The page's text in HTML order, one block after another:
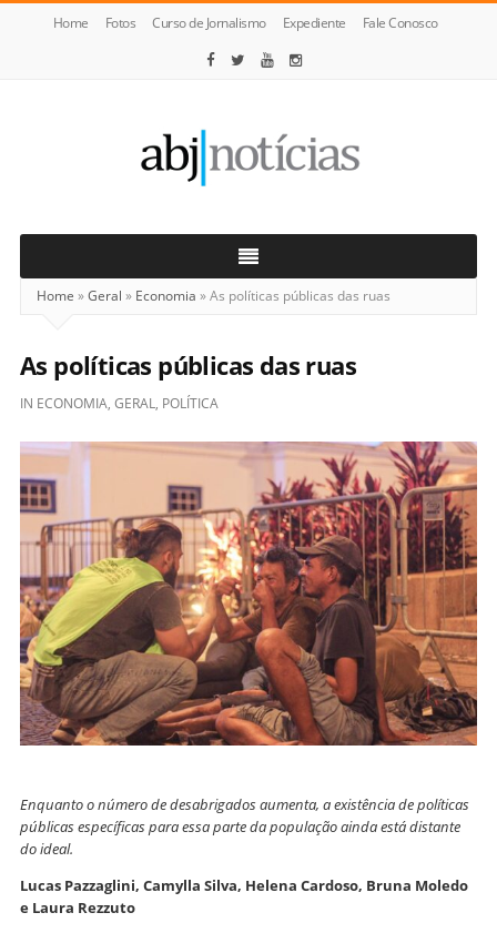
Home Fotos Curso de Jornalismo Expediente Fale Conosco
Notícias
Home »Geral » Economia »As políticas públicas das ruas
As políticas públicas das ruas
IN ECONOMIA, GERAL, POLÍTICA
Enquanto o número de desabrigados aumenta, a existência de políticas
públicas específicas para essa parte da população ainda está distante
do ideal.
Lucas Pazzaglini, Camylla Silva, Helena Cardoso, Bruna Moledo
e Laura Rezzuto